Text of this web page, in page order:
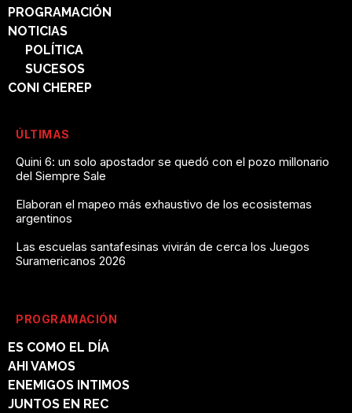
PROGRAMACIÓN
NOTICIAS
POLÍTICA
SUCESOS
CONI CHEREP
ÚLTIMAS
Quini 6: un solo apostador se quedó con el pozo millonario
del Siempre Sale
Elaboran el mapeo más exhaustivo de los ecosistemas
argentinos
Las escuelas santafesinas vivirán de cerca los Juegos
Suramericanos 2026
PROGRAMACIÓN
ES COMO EL DÍA
AHI VAMOS
ENEMIGOS INTIMOS
JUNTOS EN REC